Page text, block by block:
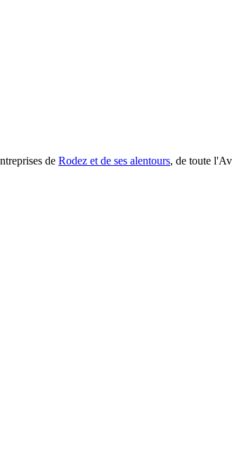
de Rodez et de ses alentours, de toute